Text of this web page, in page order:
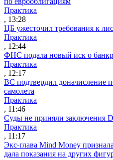
Практика
, 13:28
ЦБ ужесточил требования к
Практика
, 12:44
ФНС подала новый иск о
Практика
, 12:17
ВС подтвердил доначисление
самолета
Практика
, 11:46
Суды не приняли заключения
Практика
, 11:17
Экс-глава Mind Money
дала показания на других